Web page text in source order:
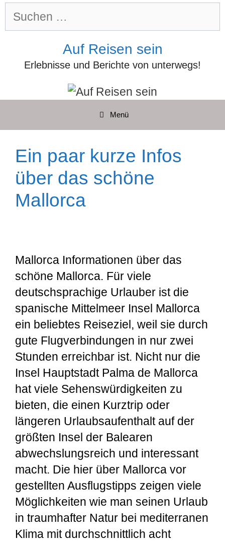
Zum
Inhalt
Suchen
Auf Reisen sein
Erlebnisse und Berichte von unterwegs!
Menü
Ein paar kurze Infos
über das schöne
Mallorca
Mallorca Informationen über das
schöne Mallorca. Für viele
deutschsprachige Urlauber ist die
spanische Mittelmeer Insel Mallorca
ein beliebtes Reiseziel, weil sie durch
gute Flugverbindungen in nur zwei
Stunden erreichbar ist. Nicht nur die
Insel Hauptstadt Palma de Mallorca
hat viele Sehenswürdigkeiten zu
bieten, die einen Kurztrip oder
längeren Urlaubsaufenthalt auf der
größten Insel der Balearen
abwechslungsreich und interessant
macht. Die hier über Mallorca vor
gestellten Ausflugstipps zeigen viele
Möglichkeiten wie man seinen Urlaub
in traumhafter Natur bei mediterranen
Klima mit durchschnittlich acht